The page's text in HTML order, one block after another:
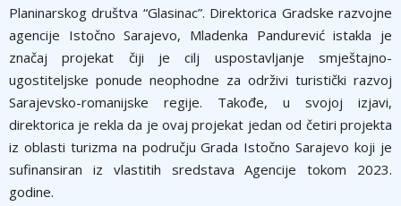
Planinarskog društva “Glasinac”. Direktorica Gradske razvojne
agencije Istočno Sarajevo, Mladenka Pandurević istakla je
značaj projekat čiji je cilј uspostavlјanje smještajno-
ugostitelјske ponude neophodne za održivi turistički razvoj
Sarajevsko-romanijske regije. Takođe, u svojoj izjavi,
direktorica je rekla da je ovaj projekat jedan od četiri projekta
iz oblasti turizma na području Grada Istočno Sarajevo koji je
sufinansiran iz vlastitih sredstava Agencije tokom 2023.
godine.